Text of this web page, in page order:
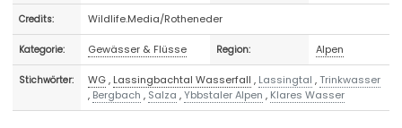
Credits: Wildlife.Media/Rotheneder
Kategorie: Gewässer & Flüsse Region: Alpen
Stichwörter: WG, Lassingbachtal Wasserfall , Lassingtal ,Trinkwasser
, Bergbach , Salza ,Ybbstaler Alpen , Klares Wasser